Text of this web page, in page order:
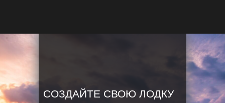
СОЗДАЙТЕ СВОЮ ЛОДКУ